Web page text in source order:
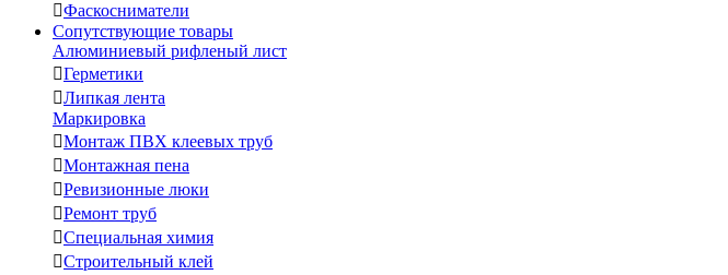
Фаскосниматели
Сопутствующие товары
Алюминиевый рифленый лист
Герметики
Липкая лента
Маркировка
Монтаж ПВХ клеевых труб
Монтажная пена
Ревизионные люки
Ремонт труб
Специальная химия
Строительный клей